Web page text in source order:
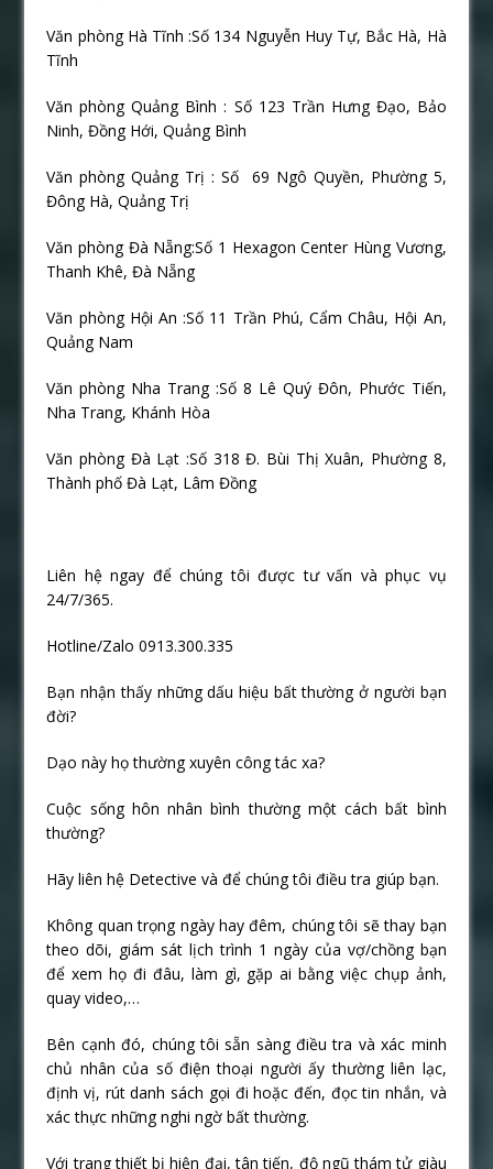
Văn phòng Hà Tĩnh :Số 134 Nguyễn Huy Tự, Bắc Hà, Hà
Tĩnh
Văn phòng Quảng Bình : Số 123 Trần Hưng Đạo, Bảo
Ninh, Đồng Hới, Quảng Bình
Văn phòng Quảng Trị : Số
69 Ngô Quyền, Phường 5,
Đông Hà, Quảng Trị
Văn phòng Đà Nẵng:Số 1 Hexagon Center Hùng Vương,
Thanh Khê, Đà Nẵng
Văn phòng Hội An :Số 11 Trần Phú, Cẩm Châu, Hội An,
Quảng Nam
Văn phòng Nha Trang :Số 8 Lê Quý Đôn, Phước Tiến,
Nha Trang, Khánh Hòa
Văn phòng Đà Lạt :Số 318 Đ. Bùi Thị Xuân, Phường 8,
Thành phố Đà Lạt, Lâm Đồng
Liên hệ ngay để chúng tôi được tư vấn và phục vụ
24/7/365.
Hotline/Zalo 0913.300.335
Bạn nhận thấy những dấu hiệu bất thường ở người bạn
đời?
Dạo này họ thường xuyên công tác xa?
Cuộc sống hôn nhân bình thường một cách bất bình
thường?
Hãy liên hệ Detective và để chúng tôi điều tra giúp bạn.
Không quan trọng ngày hay đêm, chúng tôi sẽ thay bạn
theo dõi, giám sát lịch trình 1 ngày của vợ/chồng bạn
để xem họ đi đâu, làm gì, gặp ai bằng việc chụp ảnh,
quay video,…
Bên cạnh đó, chúng tôi sẵn sàng điều tra và xác minh
chủ nhân của số điện thoại người ấy thường liên lạc,
định vị, rút danh sách gọi đi hoặc đến, đọc tin nhắn, và
xác thực những nghi ngờ bất thường.
Với trang thiết bị hiện đại, tân tiến, độ ngũ thám tử giàu